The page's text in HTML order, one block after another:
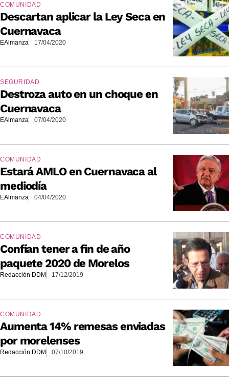
COMUNIDAD
Descartan aplicar la Ley Seca en
Cuernavaca
EAlmanza 17/04/2020
SEGURIDAD
Destroza auto en un choque en
Cuernavaca
EAlmanza 07/04/2020
COMUNIDAD
Estará AMLO en Cuernavaca al
mediodía
EAlmanza 04/04/2020
COMUNIDAD
Confían tener a fin de año
paquete 2020 de Morelos
Redacción DDM 17/12/2019
COMUNIDAD
Aumenta 14% remesas enviadas
por morelenses
Redacción DDM 07/10/2019